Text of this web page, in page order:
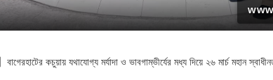
বাগেরহাটের কচুয়ায় যথাযোগ্য মর্যাদা ও ভাবগাম্ভীর্যের মধ্য দিয়ে ২৬ মার্চ মহান